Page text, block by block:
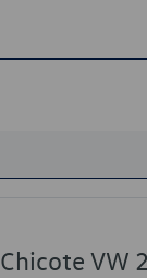
Chicote VW